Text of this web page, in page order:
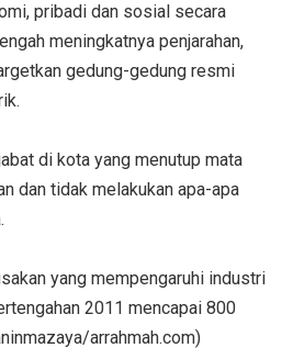
pribadi dan sosial secara
meningkatnya penjarahan,
gedung-gedung resmi
di kota yang menutup mata
dan tidak melakukan apa-apa
yang mempengaruhi industri
2011 mencapai 800
arrahmah.com)